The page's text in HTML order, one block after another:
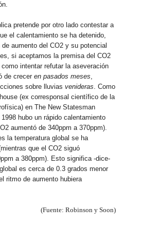
pretende por otro lado contestar a
el calentamiento se ha detenido,
aumento del CO2 y su potencial
si aceptamos la premisa del CO2
intentar refutar la aseveración
de creceren pasados meses,
sobre lluviasvenideras. Como
(ex corresponsal científico de la
en The New Statesman
hubo un rápido calentamiento
aumentó de 340ppm a 370ppm).
la temperatura global se ha
que el CO2 siguó
a 380ppm). Esto significa -dice-
es cerca de 0.3 grados menor
ritmo de aumento hubiera
(Fuente: Robinson y Soon)